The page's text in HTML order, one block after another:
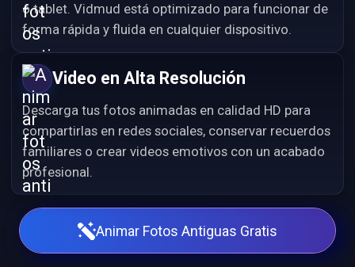
Animar Fotos Antiguas Gratis
o tablet. Vidmud está optimizado para funcionar de
forma rápida y fluida en cualquier dispositivo.
Video en Alta Resolución
Descarga tus fotos animadas en calidad HD para
compartirlas en redes sociales, conservar recuerdos
familiares o crear videos emotivos con un acabado
profesional.